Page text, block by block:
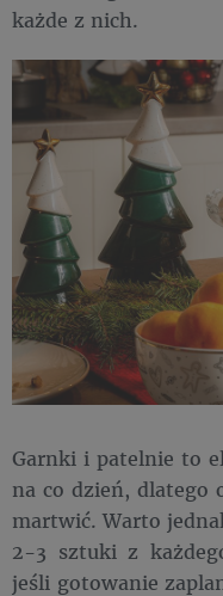
każde z nich.
Garnki i patelnie to
na co dzień, dlatego
martwić. Warto
2-3 sztuki z
jeśli gotowanie